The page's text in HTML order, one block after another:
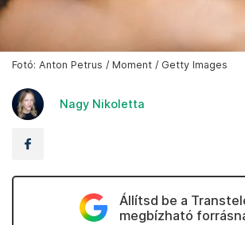
Fotó: Anton Petrus / Moment / Getty Images
Nagy Nikoletta
Állítsd be a
megbízható